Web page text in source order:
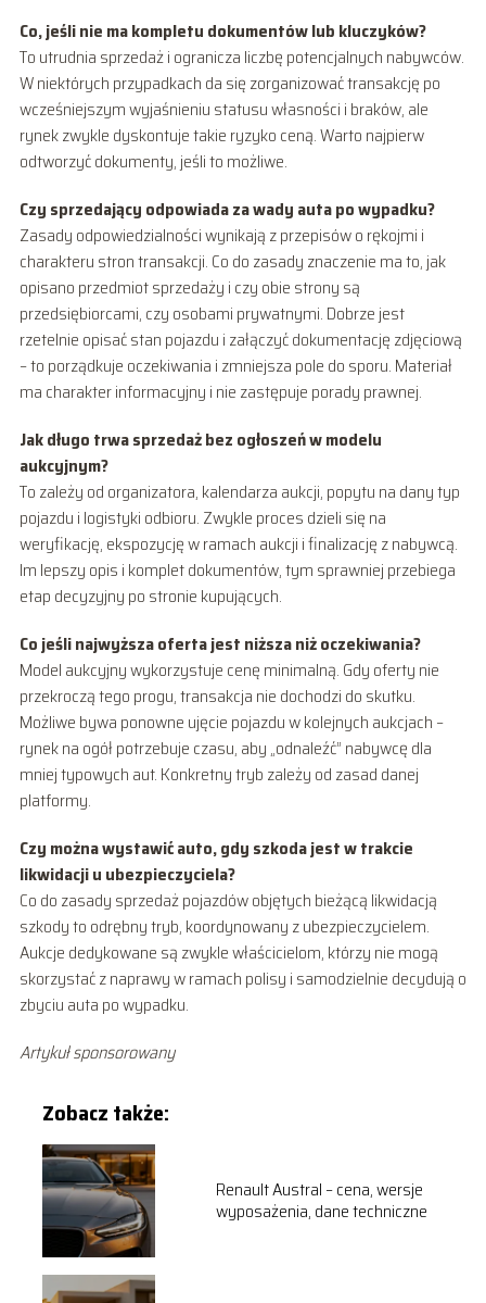
Co, jeśli nie ma kompletu dokumentów lub kluczyków?
To utrudnia sprzedaż i ogranicza liczbę potencjalnych nabywców.
W niektórych przypadkach da się zorganizować transakcję po
wcześniejszym wyjaśnieniu statusu własności i braków, ale
rynek zwykle dyskontuje takie ryzyko ceną. Warto najpierw
odtworzyć dokumenty, jeśli to możliwe.
Czy sprzedający odpowiada za wady auta po wypadku?
Zasady odpowiedzialności wynikają z przepisów o rękojmi i
charakteru stron transakcji. Co do zasady znaczenie ma to, jak
opisano przedmiot sprzedaży i czy obie strony są
przedsiębiorcami, czy osobami prywatnymi. Dobrze jest
rzetelnie opisać stan pojazdu i załączyć dokumentację zdjęciową
– to porządkuje oczekiwania i zmniejsza pole do sporu. Materiał
ma charakter informacyjny i nie zastępuje porady prawnej.
Jak długo trwa sprzedaż bez ogłoszeń w modelu
aukcyjnym?
To zależy od organizatora, kalendarza aukcji, popytu na dany typ
pojazdu i logistyki odbioru. Zwykle proces dzieli się na
weryfikację, ekspozycję w ramach aukcji i finalizację z nabywcą.
Im lepszy opis i komplet dokumentów, tym sprawniej przebiega
etap decyzyjny po stronie kupujących.
Co jeśli najwyższa oferta jest niższa niż oczekiwania?
Model aukcyjny wykorzystuje cenę minimalną. Gdy oferty nie
przekroczą tego progu, transakcja nie dochodzi do skutku.
Możliwe bywa ponowne ujęcie pojazdu w kolejnych aukcjach –
rynek na ogół potrzebuje czasu, aby „odnaleźć” nabywcę dla
mniej typowych aut. Konkretny tryb zależy od zasad danej
platformy.
Czy można wystawić auto, gdy szkoda jest w trakcie
likwidacji u ubezpieczyciela?
Co do zasady sprzedaż pojazdów objętych bieżącą likwidacją
szkody to odrębny tryb, koordynowany z ubezpieczycielem.
Aukcje dedykowane są zwykle właścicielom, którzy nie mogą
skorzystać z naprawy w ramach polisy i samodzielnie decydują o
zbyciu auta po wypadku.
Artykuł sponsorowany
Zobacz także:
Renault Austral – cena, wersje
wyposażenia, dane techniczne